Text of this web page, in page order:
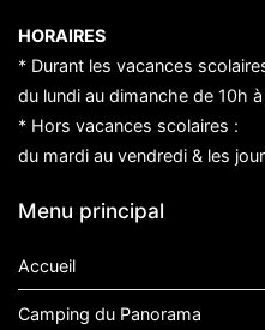
HORAIRES
* Durant les vacances
du lundi au dimanche de 10h à
* Hors vacances scolaires :
du mardi au vendredi & les
Menu principal
Accueil
Camping du Panorama